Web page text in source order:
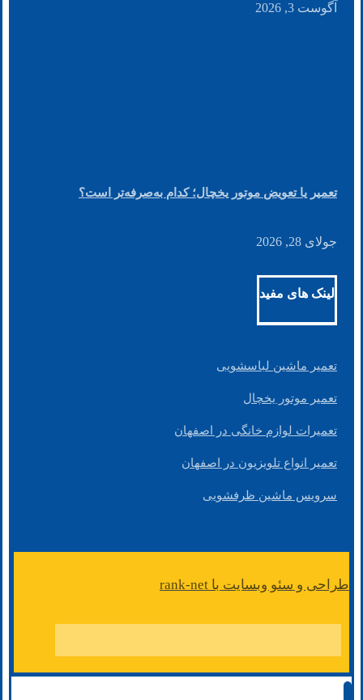
آگوست 3, 2026
تعمیر یا تعویض موتور یخچال؛ کدام به‌صرفه‌تر است؟
جولای 28, 2026
لینک های مفید
تعمیر ماشین لباسشویی
تعمیر موتور یخچال
تعمیرات لوازم خانگی در اصفهان
تعمیر انواع تلویزیون در اصفهان
سرویس ماشین ظرفشویی
طراحی و سئو وبسایت با rank-net